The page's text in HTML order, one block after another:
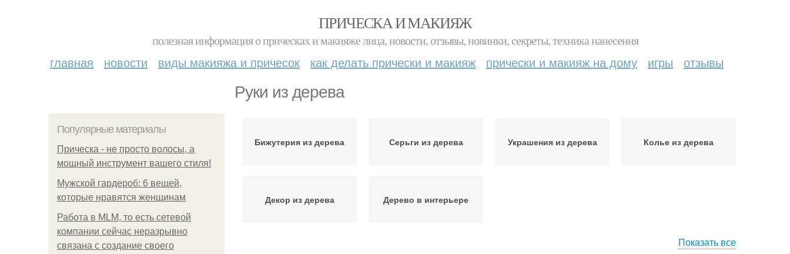
ПРИЧЕСКА И МАКИЯЖ
полезная информация о прическах и макияже лица, новости, отзывы, новинки, секреты, техника нанесения
главная новости виды макияжа и причесок как делать прически и макияж прически и макияж на дому игры отзывы
Руки из дерева
Популярные материалы
Прическа - не просто волосы, а
мощный инструмент вашего стиля!
Мужской гардероб: 6 вещей,
которые нравятся женщинам
Работа в MLM, то есть сетевой
компании сейчас неразрывно
связана с создание своего
Бижутерия из дерева Серьги из дерева Украшения из дерева Колье из дерева
Декор из дерева Дерево в интерьере
Показать все